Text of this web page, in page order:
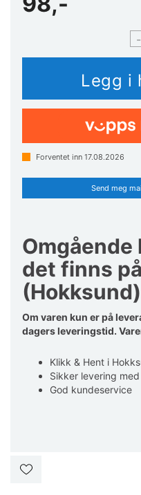
-
Forventet inn 17.08.2026
Send meg
Omgående
det finns
Om varen kun er på
dagers leveringstid.
Klikk & Hent i
Sikker levering
God kundeservice